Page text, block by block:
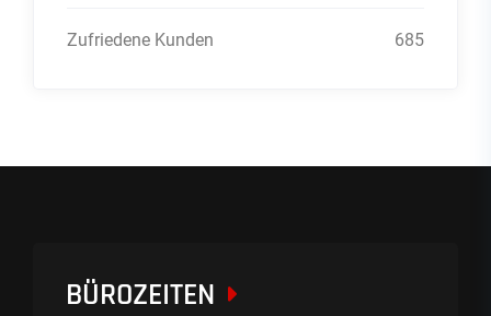
Zufriedene Kunden 685
BÜROZEITEN